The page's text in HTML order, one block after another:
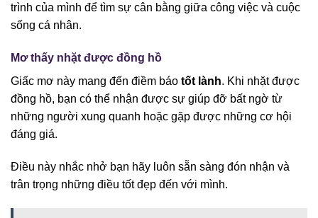
trình của mình để tìm sự cân bằng giữa công việc và cuộc
sống cá nhân.
Mơ thấy nhặt được đồng hồ
Giấc mơ này mang đến điềm báo tốt lành. Khi nhặt được
đồng hồ, bạn có thể nhận được sự giúp đỡ bất ngờ từ
những người xung quanh hoặc gặp được những cơ hội
đáng giá.
Điều này nhắc nhở bạn hãy luôn sẵn sàng đón nhận và
trân trọng những điều tốt đẹp đến với mình.